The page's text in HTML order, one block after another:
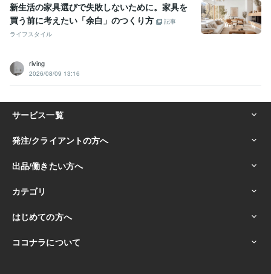
新生活の家具選びで失敗しないために。家具を
買う前に考えたい「余白」のつくり方
記事
ライフスタイル
riving
2026/08/09 13:16